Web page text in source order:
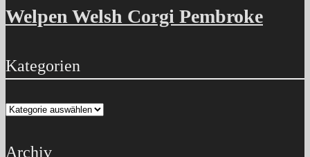
Welpen Welsh Corgi Pembroke
Kategorien
Kategorien
Archiv